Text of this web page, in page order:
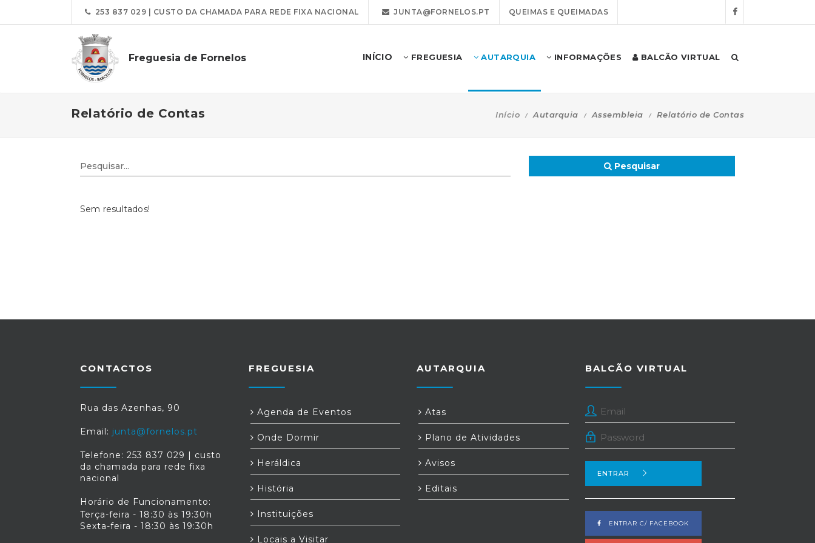
253 837 029 | CUSTO DA CHAMADA PARA REDE FIXA NACIONAL JUNTA@FORNELOS.PT QUEIMAS E QUEIMADAS
Freguesia de Fornelos INÍCIO FREGUESIA AUTARQUIA INFORMAÇÕES BALCÃO VIRTUAL
Relatório de Contas Início Autarquia Assembleia Relatório de Contas
Pesquisar
Sem resultados!
CONTACTOS
Rua das Azenhas, 90
Email: junta@fornelos.pt
Telefone: 253 837 029 | custo
da chamada para rede fixa
nacional
Horário de Funcionamento:
Terça-feira - 18:30 às 19:30h
Sexta-feira - 18:30 às 19:30h
FREGUESIA
Agenda de Eventos
Onde Dormir
Heráldica
História
Instituições
Locais a Visitar
AUTARQUIA
Atas
Plano de Atividades
Avisos
Editais
BALCÃO VIRTUAL
ENTRAR
ENTRAR C/ FACEBOOK